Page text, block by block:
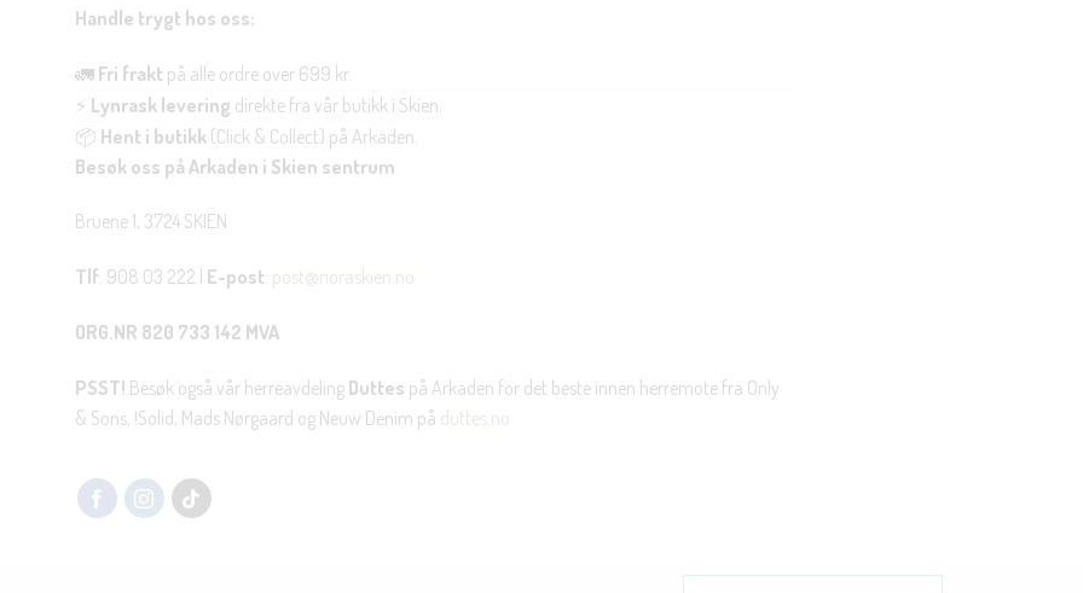
Handle trygt hos oss:
🚛 Fri frakt på alle ordre over 699 kr.
⚡ Lynrask levering direkte fra vår butikk i Skien.
📦 Hent i butikk (Click & Collect) på Arkaden.
Besøk oss på Arkaden i Skien sentrum
Bruene 1, 3724 SKIEN
Tlf: 908 03 222 | E-post: post@noraskien.no
ORG.NR 820 733 142 MVA
PSST! Besøk også vår herreavdeling Duttes på Arkaden for det beste innen herremote fra Only
& Sons, !Solid, Mads Nørgaard og Neuw Denim på duttes.no